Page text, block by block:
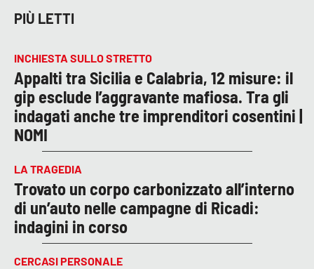
PIÙ LETTI
INCHIESTA SULLO STRETTO
Appalti tra Sicilia e Calabria, 12 misure: il
gip esclude l’aggravante mafiosa. Tra gli
indagati anche tre imprenditori cosentini |
NOMI
LA TRAGEDIA
Trovato un corpo carbonizzato all’interno
di un’auto nelle campagne di Ricadi:
indagini in corso
CERCASI PERSONALE